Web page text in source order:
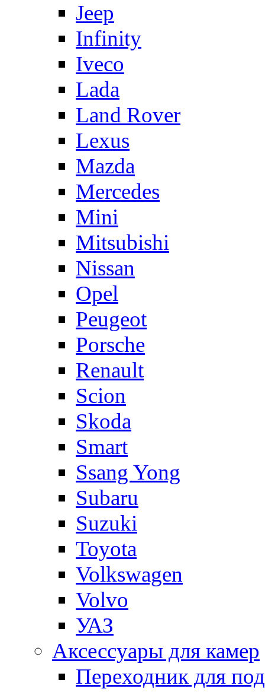
Jeep
Infinity
Iveco
Lada
Land Rover
Lexus
Mazda
Mercedes
Mini
Mitsubishi
Nissan
Opel
Peugeot
Porsche
Renault
Scion
Skoda
Smart
Ssang Yong
Subaru
Suzuki
Toyota
Volkswagen
Volvo
УАЗ
Аксессуары для камер
Переходник для